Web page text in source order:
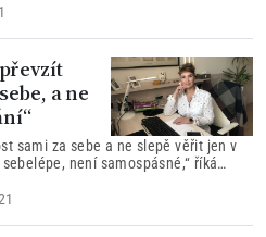
který
a ne
sami za sebe a ne slepě věřit jen v
není samospásné,“ říká
vědců v laboratořích Centra